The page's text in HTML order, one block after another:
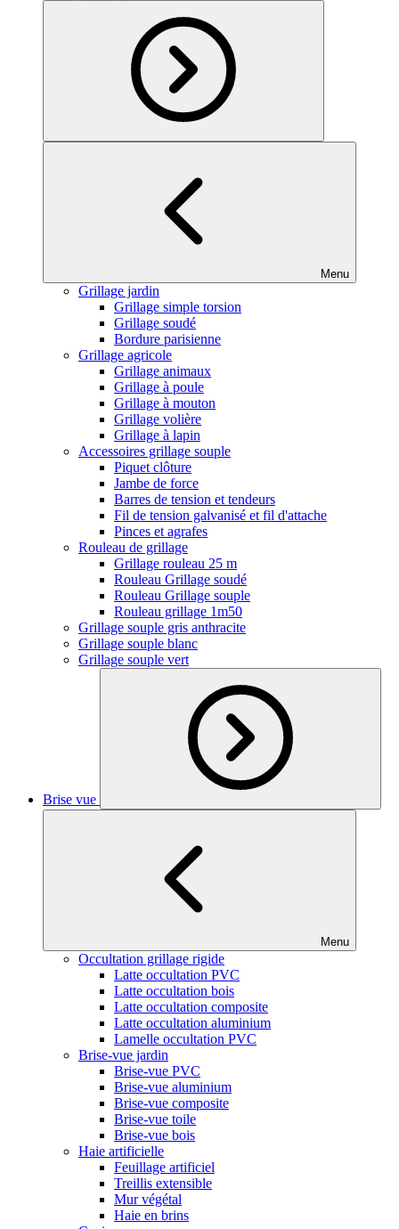
Menu
Grillage jardin
Grillage simple torsion
Grillage soudé
Bordure parisienne
Grillage agricole
Grillage animaux
Grillage à poule
Grillage à mouton
Grillage volière
Grillage à lapin
Accessoires grillage souple
Piquet clôture
Jambe de force
Barres de tension et tendeurs
Fil de tension galvanisé et fil d'attache
Pinces et agrafes
Rouleau de grillage
Grillage rouleau 25 m
Rouleau Grillage soudé
Rouleau Grillage souple
Rouleau grillage 1m50
Grillage souple gris anthracite
Grillage souple blanc
Grillage souple vert
Brise vue
Menu
Occultation grillage rigide
Latte occultation PVC
Latte occultation bois
Latte occultation composite
Latte occultation aluminium
Lamelle occultation PVC
Brise-vue jardin
Brise-vue PVC
Brise-vue aluminium
Brise-vue composite
Brise-vue toile
Brise-vue bois
Haie artificielle
Feuillage artificiel
Treillis extensible
Mur végétal
Haie en brins